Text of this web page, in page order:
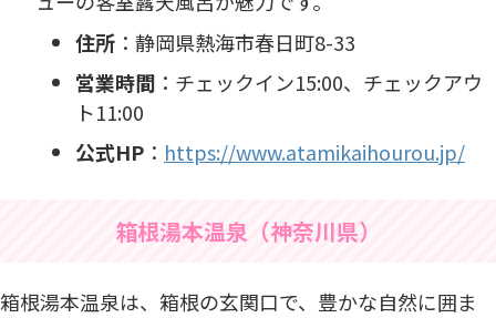
住所 ：​静岡県熱海市春日町8-33​
営業時間 ：​チェックイン15:00、チェックアウ
ト11:00​
公式HP ： https://www.atamikaihourou.jp/
箱根湯本温泉（神奈川県）
箱根湯本温泉は、箱根の玄関口で、豊かな自然に囲ま